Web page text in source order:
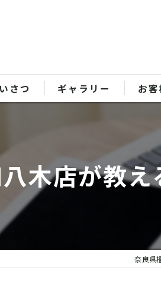
さつ ギャラリー お
木店が教
奈良県